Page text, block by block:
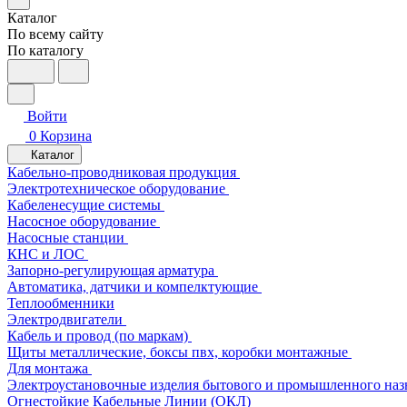
Каталог
По всему сайту
По каталогу
Войти
0 Корзина
Каталог
Кабельно-проводниковая продукция
Электротехническое оборудование
Кабеленесущие системы
Насосное оборудование
Насосные станции
КНС и ЛОС
Запорно-регулирующая арматура
Автоматика, датчики и компелктующие
Теплообменники
Электродвигатели
Кабель и провод (по маркам)
Щиты металлические, боксы пвх, коробки монтажные
Для монтажа
Электроустановочные изделия бытового и промышленного
Огнестойкие Кабельные Линии (ОКЛ)